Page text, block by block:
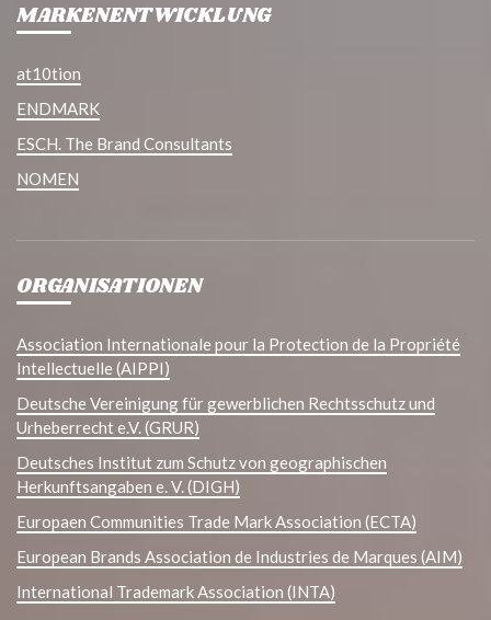
MARKENENTWICKLUNG
at10tion
ENDMARK
ESCH. The Brand Consultants
NOMEN
ORGANISATIONEN
Association Internationale pour la Protection de la Propriété
Intellectuelle (AIPPI)
Deutsche Vereinigung für gewerblichen Rechtsschutz und
Urheberrecht e.V. (GRUR)
Deutsches Institut zum Schutz von geographischen
Herkunftsangaben e. V. (DIGH)
Europaen Communities Trade Mark Association (ECTA)
European Brands Association de Industries de Marques (AIM)
International Trademark Association (INTA)